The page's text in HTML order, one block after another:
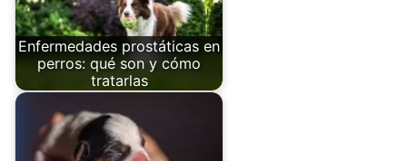
Enfermedades prostáticas en
perros: qué son y cómo
tratarlas